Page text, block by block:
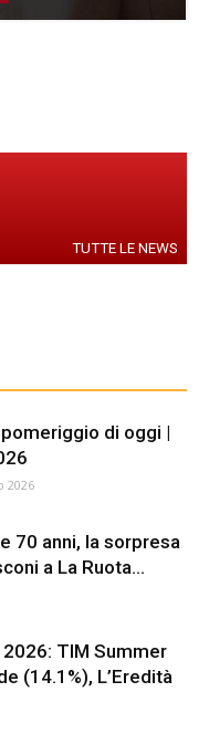
TUTTE LE NEWS
di oggi |
2026
70 anni, la sorpresa
a La Ruota...
TIM Summer
(14.1%), L’Eredità